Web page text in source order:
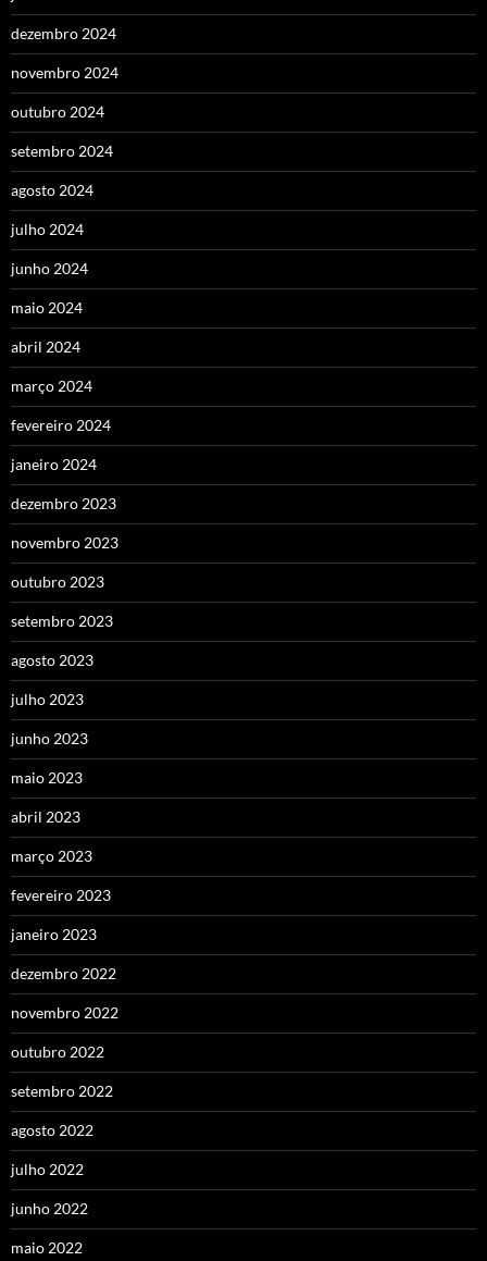
dezembro 2024
novembro 2024
outubro 2024
setembro 2024
agosto 2024
julho 2024
junho 2024
maio 2024
abril 2024
março 2024
fevereiro 2024
janeiro 2024
dezembro 2023
novembro 2023
outubro 2023
setembro 2023
agosto 2023
julho 2023
junho 2023
maio 2023
abril 2023
março 2023
fevereiro 2023
janeiro 2023
dezembro 2022
novembro 2022
outubro 2022
setembro 2022
agosto 2022
julho 2022
junho 2022
maio 2022